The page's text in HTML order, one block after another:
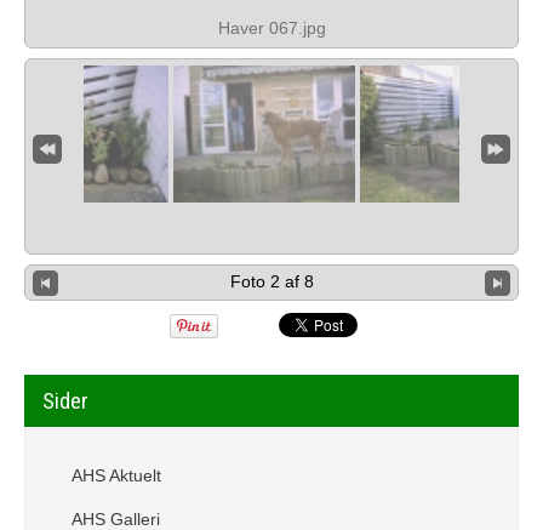
Haver 067.jpg
Foto 2 af 8
Sider
AHS Aktuelt
AHS Galleri